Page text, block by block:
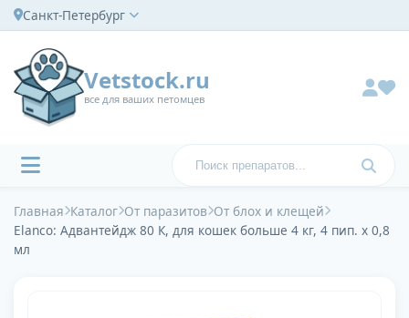
Санкт-Петербург
Vetstock.ru
все для ваших петомцев
Главная Каталог От паразитов От блох и клещей
Elanco: Адвантейдж 80 К, для кошек больше 4 кг, 4 пип. х 0,8
мл